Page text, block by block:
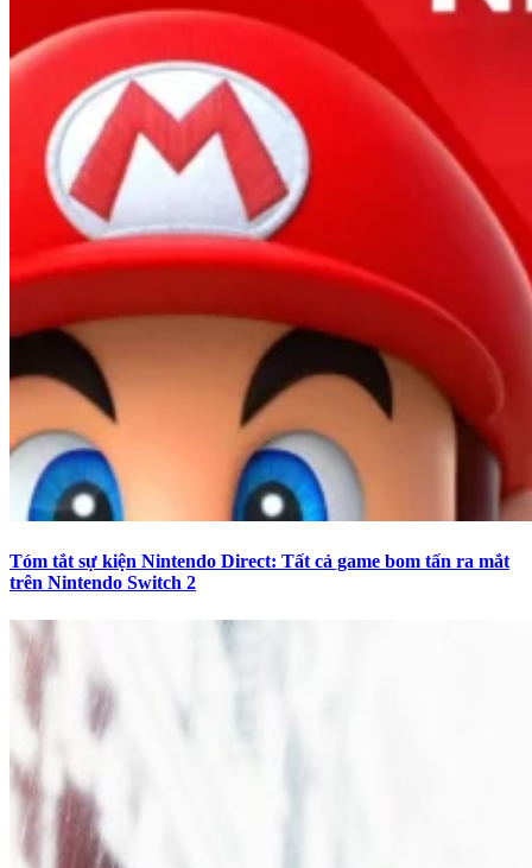
Tóm tắt sự kiện Nintendo Direct: Tất cả game bom tấn ra mắt
trên Nintendo Switch 2